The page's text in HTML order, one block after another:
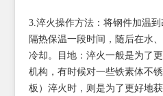
3.淬火操作方法：将钢件加温到
隔热保温一段时间，随后在水
冷却。目地：淬火一般是为了
机构，有时候对一些铁素体不
板）淬火时，则是为了更好地